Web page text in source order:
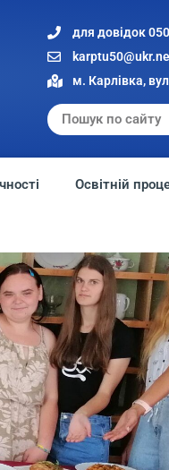
для довідок
м. Карлівка,
Освітній